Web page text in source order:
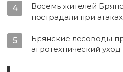
4
Восемь жителей
пострадали при
5
Брянские лесоводы
агротехнический